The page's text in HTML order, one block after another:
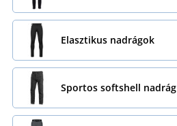
Elasztikus nadrágok
Sportos softshell nadrág